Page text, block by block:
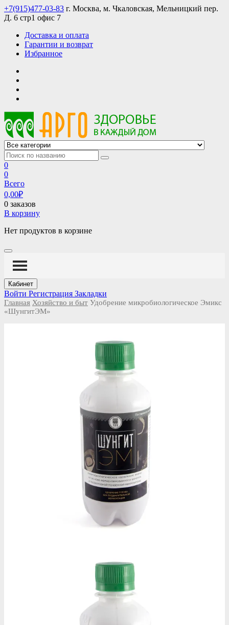
Skip
to
+7(915)477-03-83 г. Москва, м. Чкаловская, Мельницкий пер.
Д. 6 стр1 офис 7
Доставка и оплата
Гарантии и возврат
Избранное
АРГО интернет магазин, доставка в Москве и по всей России
АРГО каталог каталог продукции, официальные цены
0
0
Всего
0,00₽
0 заказов
В корзину
Нет продуктов в корзине
Кабинет
Войти Регистрация Закладки
Главная Хозяйство и быт Удобрение микробиологическое Эмикс
«ШунгитЭМ»